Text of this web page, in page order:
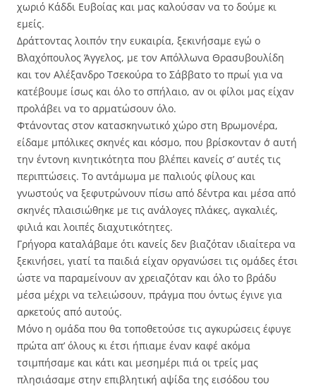
χωριό Κάδδι Ευβοίας και μας καλούσαν να το δούμε κι
εμείς.
Δράττοντας λοιπόν την ευκαιρία, ξεκινήσαμε εγώ ο
Βλαχόπουλος Άγγελος, με τον Απόλλωνα Θρασυβουλίδη
και τον Αλέξανδρο Τσεκούρα το Σάββατο το πρωί για να
κατέβουμε ίσως και όλο το σπήλαιο, αν οι φίλοι μας είχαν
προλάβει να το αρματώσουν όλο.
Φτάνοντας στον κατασκηνωτικό χώρο στη Βρωμονέρα,
είδαμε μπόλικες σκηνές και κόσμο, που βρίσκονταν σ΄ αυτή
την έντονη κινητικότητα που βλέπει κανείς σ’ αυτές τις
περιπτώσεις. Το αντάμωμα με παλιούς φίλους και
γνωστούς να ξεφυτρώνουν πίσω από δέντρα και μέσα από
σκηνές πλαισιώθηκε με τις ανάλογες πλάκες, αγκαλιές,
φιλιά και λοιπές διαχυτικότητες.
Γρήγορα καταλάβαμε ότι κανείς δεν βιαζόταν ιδιαίτερα να
ξεκινήσει, γιατί τα παιδιά είχαν οργανώσει τις ομάδες έτσι
ώστε να παραμείνουν αν χρειαζόταν και όλο το βράδυ
μέσα μέχρι να τελειώσουν, πράγμα που όντως έγινε για
αρκετούς από αυτούς.
Μόνο η ομάδα που θα τοποθετούσε τις αγκυρώσεις έφυγε
πρώτα απ’ όλους κι έτσι ήπιαμε έναν καφέ ακόμα
τσιμπήσαμε και κάτι και μεσημέρι πιά οι τρείς μας
πλησιάσαμε στην επιβλητική αψίδα της εισόδου του